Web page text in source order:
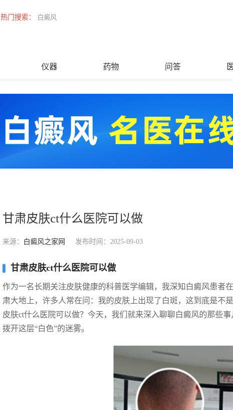
热门搜索： 白癜风
仪器 药物 问答
甘肃皮肤ct什么医院可以做
来源： 白癜风之家网 发布时间：2025-09-03
甘肃皮肤ct什么医院可以做
作为一名长期关注皮肤健康的科普医学编辑，我深知白癜风患者
肃大地上，许多人常在问：我的皮肤上出现了白斑，这到底是不
皮肤ct什么医院可以做？今天，我们就来深入聊聊白癜风的那些
拨开这层“白色”的迷雾。